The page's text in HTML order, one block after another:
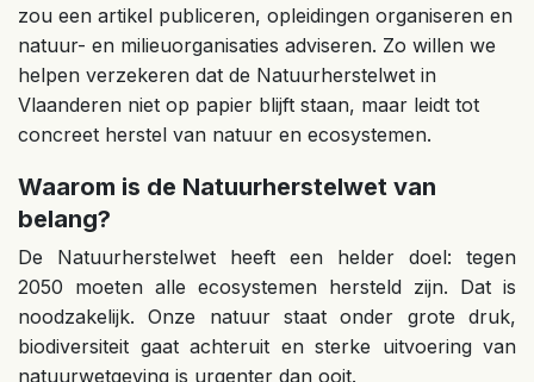
zou een artikel publiceren, opleidingen organiseren en
natuur- en milieuorganisaties adviseren. Zo willen we
helpen verzekeren dat de Natuurherstelwet in
Vlaanderen niet op papier blijft staan, maar leidt tot
concreet herstel van natuur en ecosystemen.
Waarom is de Natuurherstelwet van
belang?
De Natuurherstelwet heeft een helder doel: tegen
2050 moeten alle ecosystemen hersteld zijn. Dat is
noodzakelijk. Onze natuur staat onder grote druk,
biodiversiteit gaat achteruit en sterke uitvoering van
natuurwetgeving is urgenter dan ooit.